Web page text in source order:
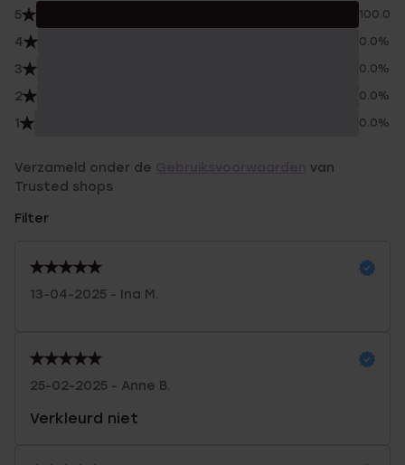
5 100.0%
4 0.0%
3 0.0%
2 0.0%
1 0.0%
Verzameld onder de
van
Trusted shops
Filter
13-04-2025 - Ina M.
25-02-2025 - Anne B.
Verkleurd niet